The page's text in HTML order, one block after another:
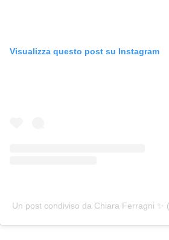
Visualizza questo post su Instagram
Un post condiviso da Chiara Ferragni ✨